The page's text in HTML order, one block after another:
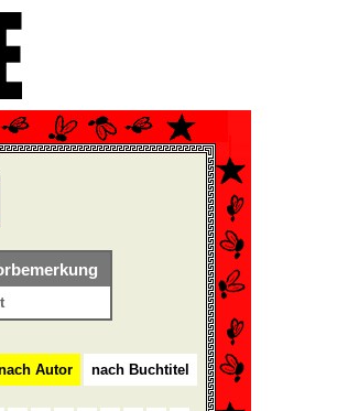
Autor nach Buchtitel